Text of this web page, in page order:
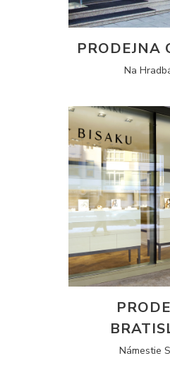
PRODEJNA
Na
Námestie